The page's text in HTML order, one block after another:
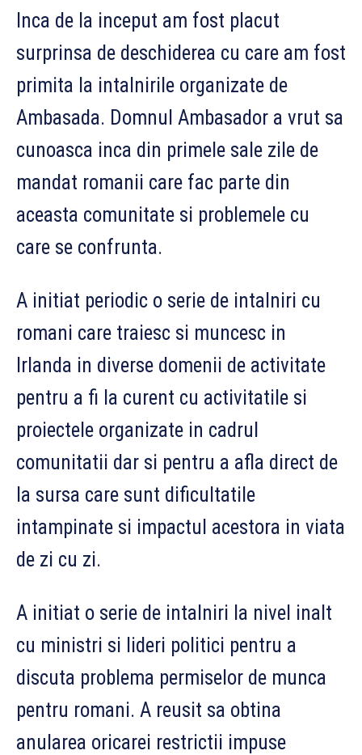
Inca de la inceput am fost placut
surprinsa de deschiderea cu care am fost
primita la intalnirile organizate de
Ambasada. Domnul Ambasador a vrut sa
cunoasca inca din primele sale zile de
mandat romanii care fac parte din
aceasta comunitate si problemele cu
care se confrunta.
A initiat periodic o serie de intalniri cu
romani care traiesc si muncesc in
Irlanda in diverse domenii de activitate
pentru a fi la curent cu activitatile si
proiectele organizate in cadrul
comunitatii dar si pentru a afla direct de
la sursa care sunt dificultatile
intampinate si impactul acestora in viata
de zi cu zi.
A initiat o serie de intalniri la nivel inalt
cu ministri si lideri politici pentru a
discuta problema permiselor de munca
pentru romani. A reusit sa obtina
anularea oricarei restrictii impuse